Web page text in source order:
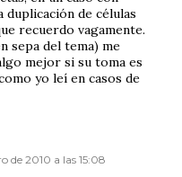
duplicación de células
recuerdo vagamente.
sepa del tema) me
mejor si su toma es
yo leí en casos de
de 2010 a las 15:08